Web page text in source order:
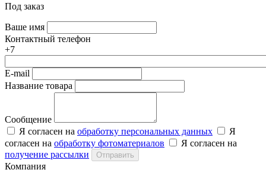
Под заказ
Ваше имя
Контактный телефон
+7
E-mail
Название товара
Сообщение
Я согласен на обработку персональных данных
Я
согласен на обработку фотоматериалов
Я согласен на
получение рассылки
Отправить
Компания